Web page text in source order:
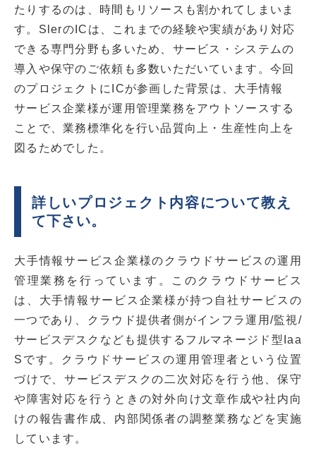
たりするのは、時間もリソースも割かれてしまいま
す。SlerのICは、これまでの経験や実績があり対応
できる専門分野も多いため、サービス・システムの
導入や保守のご依頼も多数いただいています。今回
のプロジェクトにICが参画した背景は、大手情報
サービス企業様が運用管理業務をアウトソースする
ことで、業務標準化を行い品質向上・生産性向上を
図るためでした。
詳しいプロジェクト内容について教え
て下さい。
大手情報サービス企業様のクラウドサービスの運用
管理業務を行っています。この クラウドサービス
は、大手情報サービス企業様が持つ自社サービスの
一つであり、クラウド提供者側がインフラ運用/監視/
サービスデスクなども提供するフルマネージド型Iaa
Sです。クラウドサービスの運用管理者という位置
づけで、サービスデスクの二次対応を行う他、保守
や障害対応を行うときの対外向け文章作成や社内向
けの報告書作成、内部関係者の調整業務などを実施
しています。